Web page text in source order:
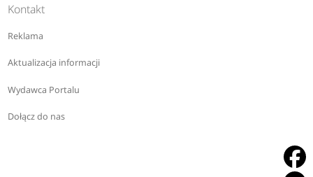
Kontakt
Reklama
Aktualizacja informacji
Wydawca Portalu
Dołącz do nas